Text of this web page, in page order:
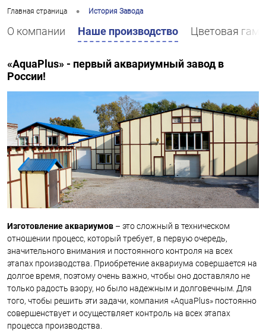
Главная страница • История Завода
О компании Наше производство Цветовая
«AquaPlus» - первый аквариумный завод в
России!
Изготовление аквариумов – это сложный в техническом
отношении процесс, который требует, в первую очередь,
значительного внимания и постоянного контроля на всех
этапах производства. Приобретение аквариума совершается на
долгое время, поэтому очень важно, чтобы оно доставляло не
только радость взору, но было надежным и долговечным. Для
того, чтобы решить эти задачи, компания «AquaPlus» постоянно
совершенствует и осуществляет контроль на всех этапах
процесса производства.